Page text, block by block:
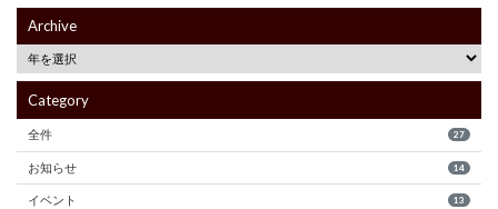
Archive
Category
全件 27
お知らせ 14
イベント 13